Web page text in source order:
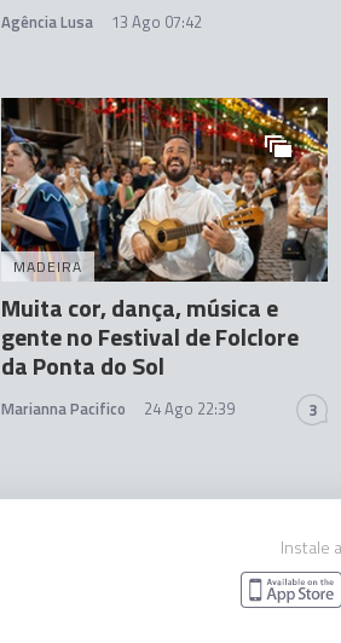
Agência Lusa 13 Ago 07:42
MADEIRA
Muita cor, dança, música e
gente no Festival de Folclore
da Ponta do Sol
Marianna Pacifico 24 Ago 22:39 3
Instale